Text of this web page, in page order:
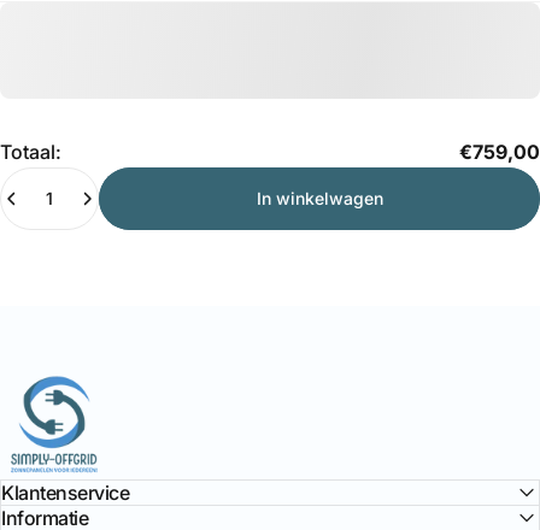
Totaal: €759,00
Hoeveelheid
In winkelwagen
Simply Offgrid
Klantenservice
Informatie